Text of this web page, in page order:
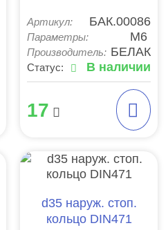
Артикул: БАК.00086
Параметры: М6
Производитель: БЕЛАК
Статус: В наличии
17
d35 наруж. стоп.
кольцо DIN471